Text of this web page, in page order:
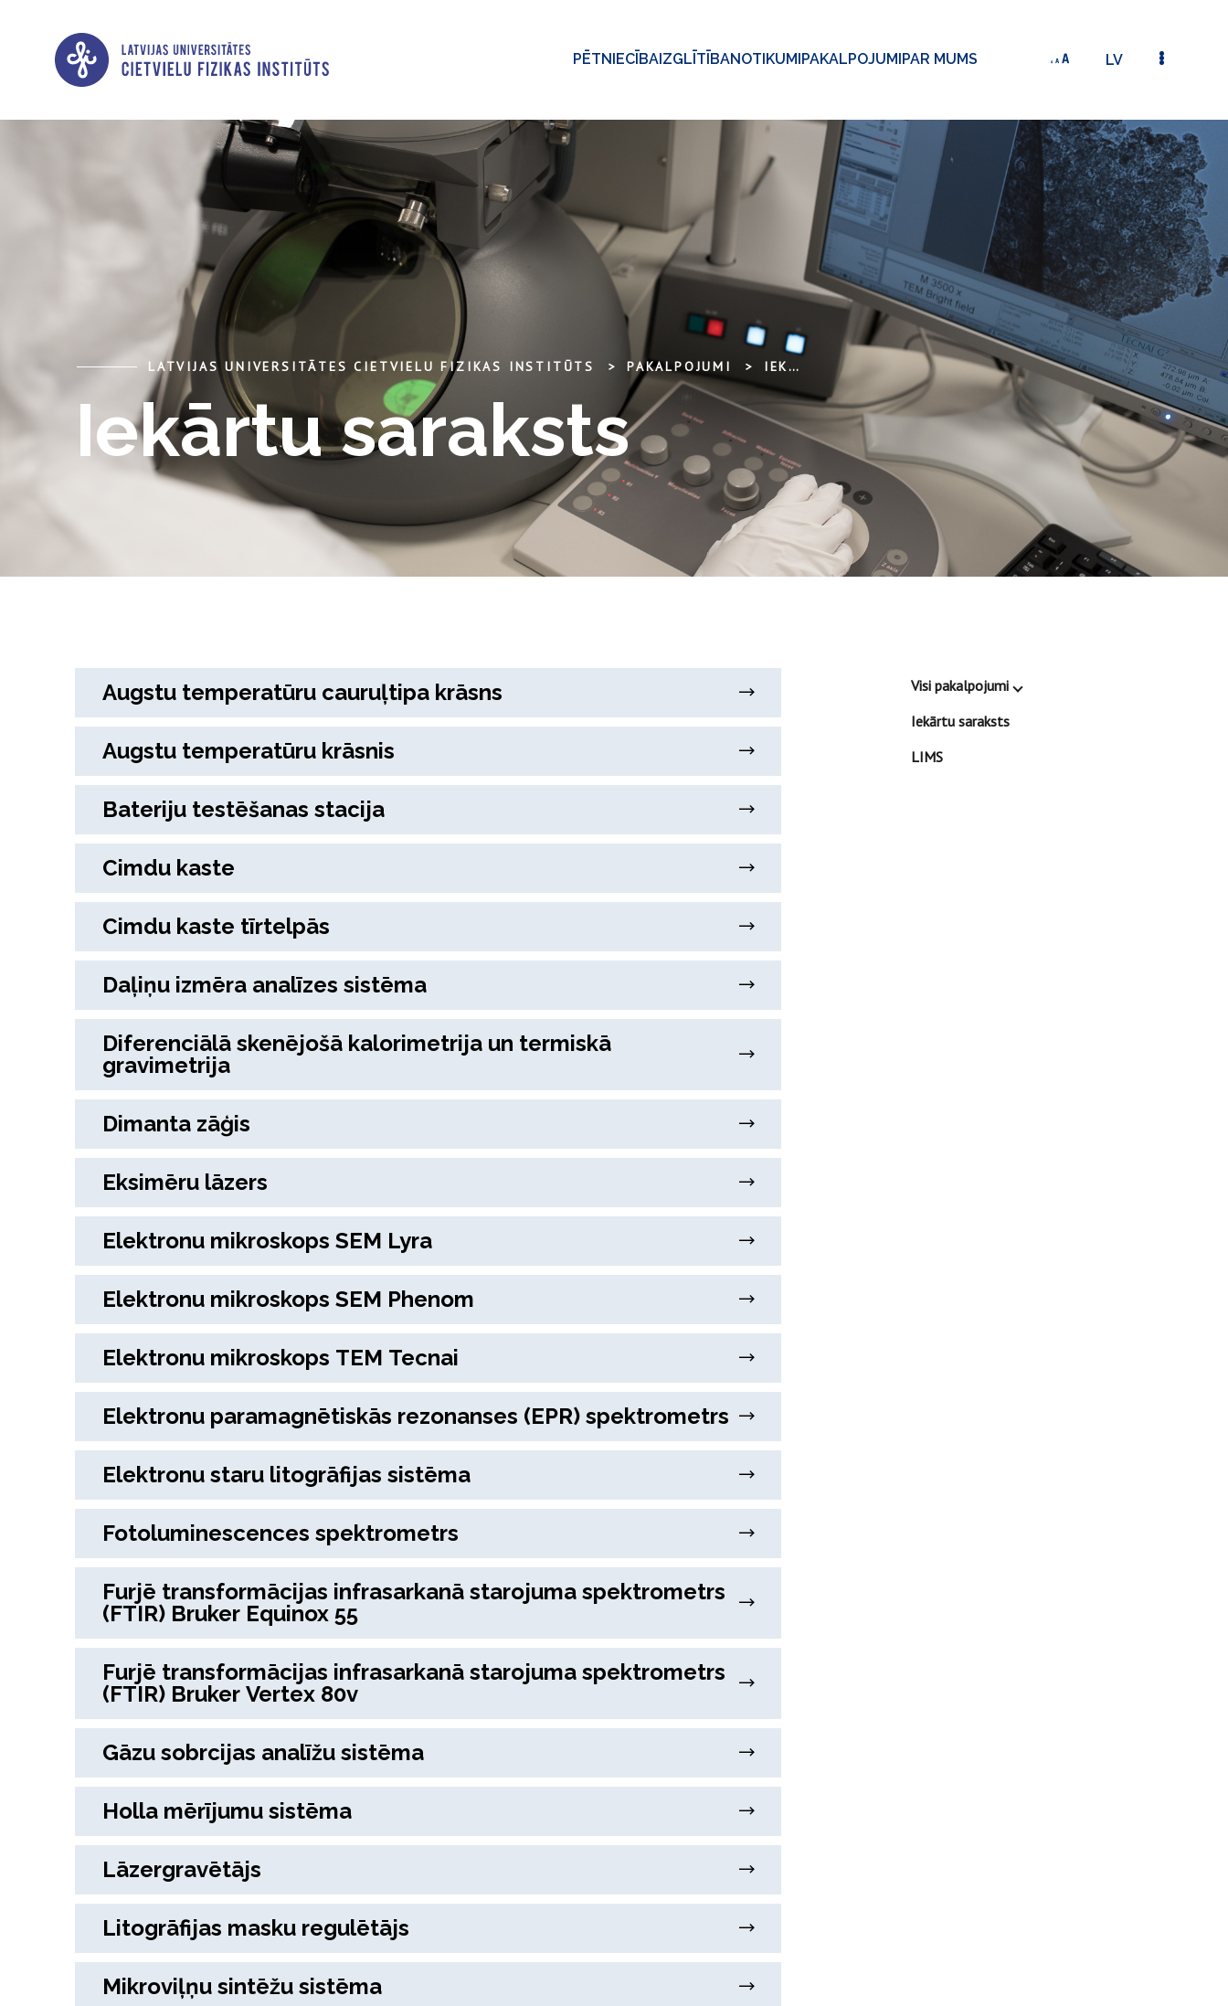
PĒTNIECĪBAIZGLĪTĪBANOTIKUMIPAKALPOJUMIPAR MUMS LV
LATVIJAS UNIVERSITĀTES CIETVIELU FIZIKAS INSTITŪTS PAKALPOJUMI IEKĀRTU SARAKSTS
Iekārtu saraksts
Augstu temperatūru cauruļtipa krāsns
Augstu temperatūru krāsnis
Bateriju testēšanas stacija
Cimdu kaste
Cimdu kaste tīrtelpās
Daļiņu izmēra analīzes sistēma
Diferenciālā skenējošā kalorimetrija un termiskā
gravimetrija
Dimanta zāģis
Eksimēru lāzers
Elektronu mikroskops SEM Lyra
Elektronu mikroskops SEM Phenom
Elektronu mikroskops TEM Tecnai
Elektronu paramagnētiskās rezonanses (EPR) spektrometrs
Elektronu staru litogrāfijas sistēma
Fotoluminescences spektrometrs
Furjē transformācijas infrasarkanā starojuma spektrometrs
(FTIR) Bruker Equinox 55
Furjē transformācijas infrasarkanā starojuma spektrometrs
(FTIR) Bruker Vertex 80v
Gāzu sobrcijas analīžu sistēma
Holla mērījumu sistēma
Lāzergravētājs
Litogrāfijas masku regulētājs
Mikroviļņu sintēžu sistēma
Visi pakalpojumi
Iekārtu saraksts
LIMS